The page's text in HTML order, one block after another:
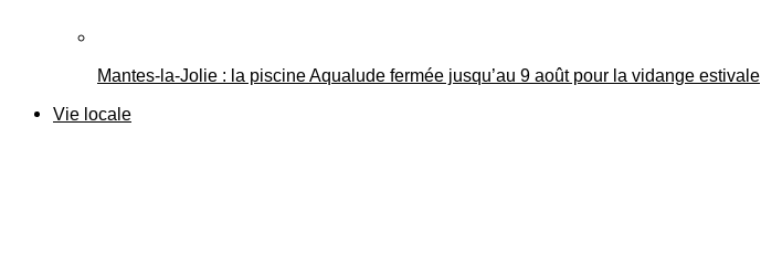
Mantes-la-Jolie : la piscine Aqualude fermée jusqu’au 9 août pour la vidange estivale
Vie locale